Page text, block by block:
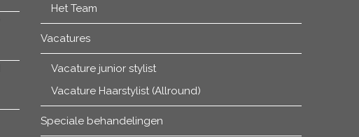
Het Team
Vacatures
Vacature junior stylist
Vacature Haarstylist (Allround)
Speciale behandelingen